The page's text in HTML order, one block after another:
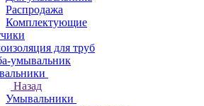
Распродажа
Комплектующие
для труб
умывальник
Назад
Умывальники